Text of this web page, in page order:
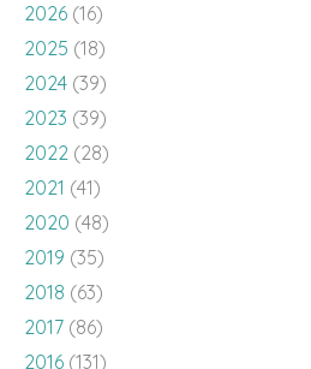
2026 (16)
2025 (18)
2024 (39)
2023 (39)
2022 (28)
2021 (41)
2020 (48)
2019 (35)
2018 (63)
2017 (86)
2016 (131)